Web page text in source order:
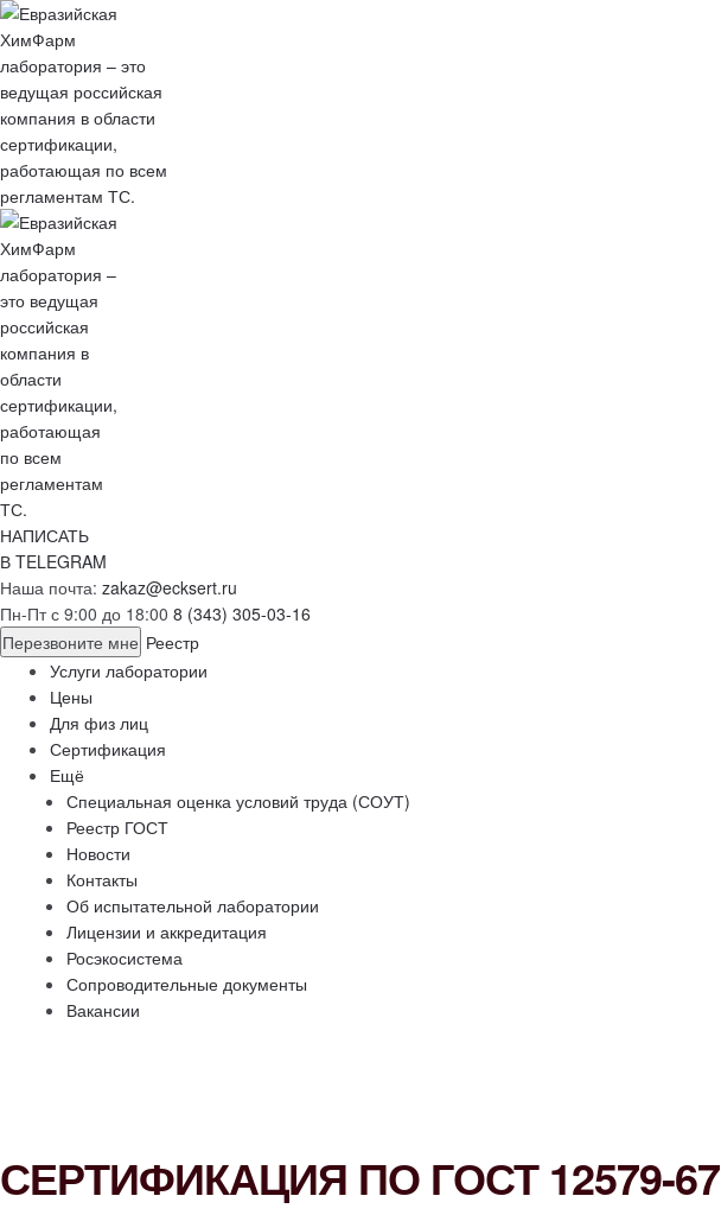
НАПИСАТЬ
В TELEGRAM
Наша почта: zakaz@ecksert.ru
Пн-Пт с 9:00 до 18:00 8 (343) 305-03-16
Перезвоните мне Реестр
Услуги лаборатории
Цены
Для физ лиц
Сертификация
Ещё
Специальная оценка условий труда (СОУТ)
Реестр ГОСТ
Новости
Контакты
Об испытательной лаборатории
Лицензии и аккредитация
Росэкосистема
Сопроводительные документы
Вакансии
СЕРТИФИКАЦИЯ ПО ГОСТ 12579-67